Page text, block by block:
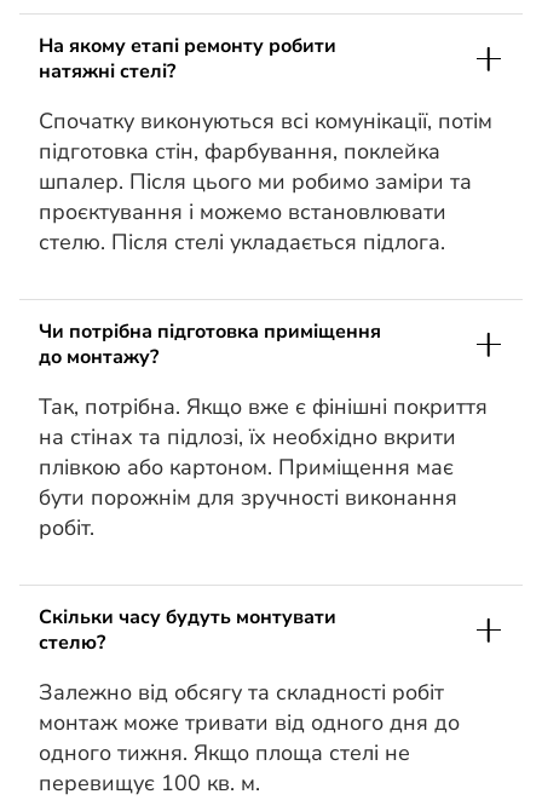
На якому етапі ремонту робити
натяжні стелі?
Спочатку виконуються всі комунікації, потім
підготовка стін, фарбування, поклейка
шпалер. Після цього ми робимо заміри та
проєктування і можемо встановлювати
стелю. Після стелі укладається підлога.
Чи потрібна підготовка приміщення
до монтажу?
Так, потрібна. Якщо вже є фінішні покриття
на стінах та підлозі, їх необхідно вкрити
плівкою або картоном. Приміщення має
бути порожнім для зручності виконання
робіт.
Скільки часу будуть монтувати
стелю?
Залежно від обсягу та складності робіт
монтаж може тривати від одного дня до
одного тижня. Якщо площа стелі не
перевищує 100 кв. м.